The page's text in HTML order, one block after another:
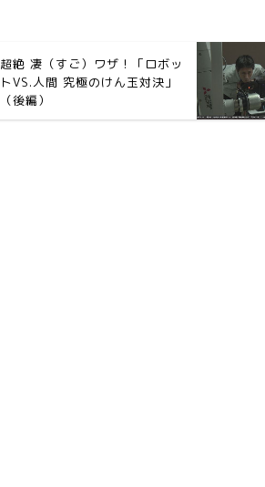
超絶 凄（すご）ワザ！「ロボッ
トVS.人間 究極のけん玉対決」
（後編）